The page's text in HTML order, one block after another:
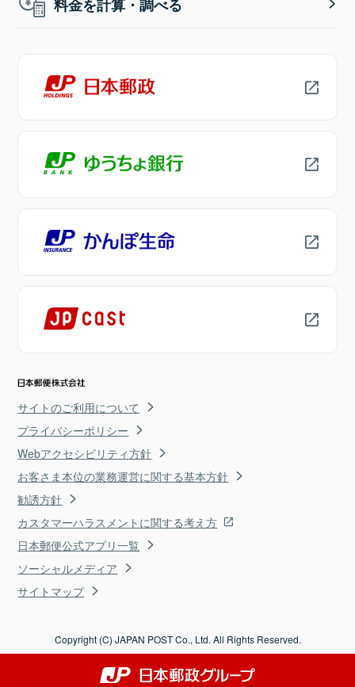
料金を計算・調べる
サイトのご利用について
プライバシーポリシー
Webアクセシビリティ方針
お客さま本位の業務運営に関する基本方針
勧誘方針
カスタマーハラスメントに関する考え方
日本郵便公式アプリ一覧
ソーシャルメディア
サイトマップ
Copyright (C) JAPAN POST Co., Ltd. All Rights Reserved.